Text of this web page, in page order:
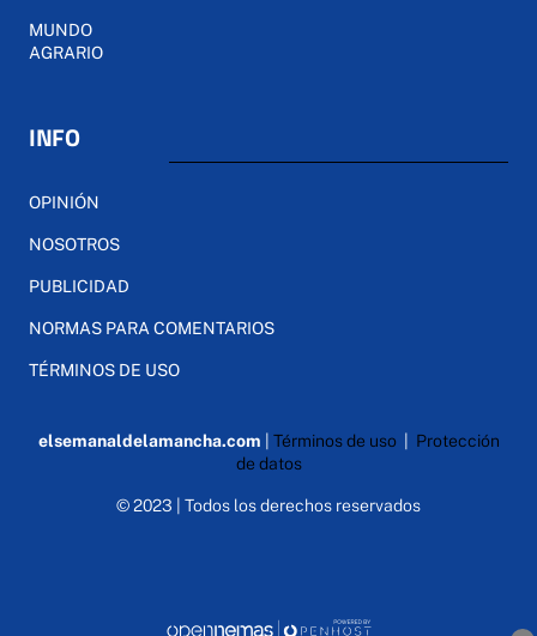
MUNDO
AGRARIO
INFO
OPINIÓN
NOSOTROS
PUBLICIDAD
NORMAS PARA COMENTARIOS
TÉRMINOS DE USO
elsemanaldelamancha.com Términos de uso| Protección
de datos
© 2023 | Todos los derechos reservados